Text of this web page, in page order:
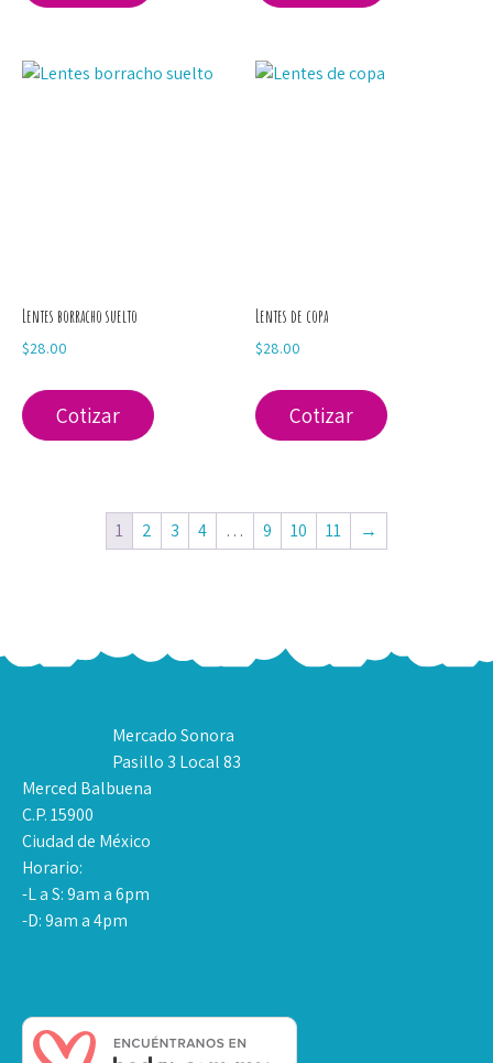
Lentes borracho suelto
$28.00
Cotizar
Lentes de copa
$28.00
Cotizar
1 2 3 4 … 9 10 11 →
Mercado Sonora
Pasillo 3 Local 83
Merced Balbuena
C.P. 15900
Ciudad de México
Horario:
-L a S: 9am a 6pm
-D: 9am a 4pm